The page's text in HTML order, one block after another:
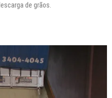
de grãos.